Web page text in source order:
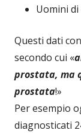
Questi dati
secondo cui «
prostata, ma
prostata!»
Per esempio
diagnosticati